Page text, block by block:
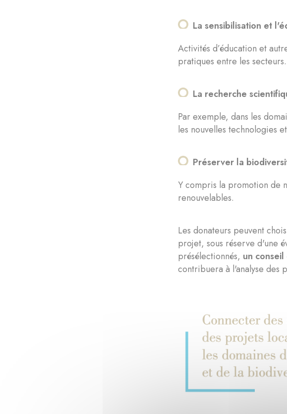
La sensibilisation et
Activités d’éducation et
pratiques entre les secteurs.
La recherche
Par exemple, dans les
les nouvelles technologies
Préserver la
Y compris la promotion de
renouvelables.
Les donateurs peuvent
projet, sous réserve d'une
présélectionnés, un
contribuera à l'analyse des